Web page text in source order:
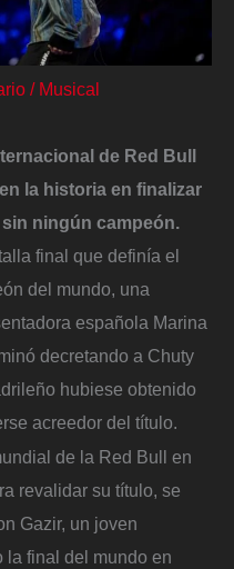
/ Musical
de Red Bull
la historia en finalizar
ningún campeón.
final que definía el
del mundo, una
española Marina
decretando a Chuty
hubiese obtenido
acreedor del título.
de la Red Bull en
revalidar su título, se
Gazir, un joven
la final del mundo en